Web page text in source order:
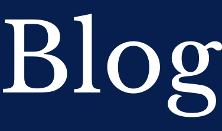
Blog